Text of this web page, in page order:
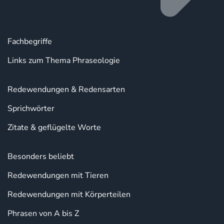
Fachbegriffe
Links zum Thema Phraseologie
Redewendungen & Redensarten
Sprichwörter
Zitate & geflügelte Worte
Besonders beliebt
Redewendungen mit Tieren
Redewendungen mit Körperteilen
Phrasen von A bis Z